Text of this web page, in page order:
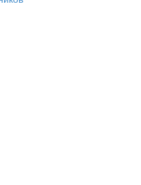
длина отрезка